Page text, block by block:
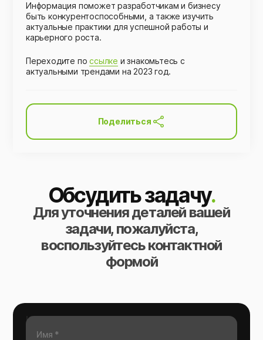
Информация поможет разработчикам и бизнесу
быть конкурентоспособными, а также изучить
актуальные практики для успешной работы и
карьерного роста.
Переходите поссылке и знакомьтесь с
актуальными трендами на 2023 год.
Поделиться
Обсудить задачу.
Для уточнения деталей вашей
задачи, пожалуйста,
воспользуйтесь контактной
формой